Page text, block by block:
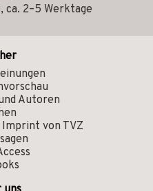
2–5 Werktage
Autoren
Imprint von TVZ